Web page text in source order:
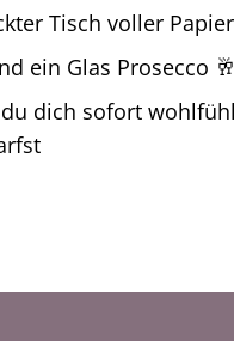
Tisch voller
ein Glas Prosecco 🥂
dich sofort